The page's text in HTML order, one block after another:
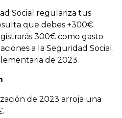
Social regulariza tus
que debes +300€.
300€ como gasto
a la Seguridad Social.
de 2023.
de 2023 arroja una